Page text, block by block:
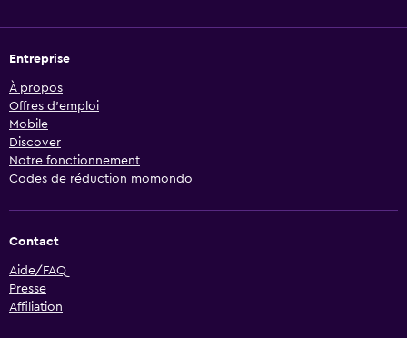
Entreprise
À propos
Offres d’emploi
Mobile
Discover
Notre fonctionnement
Codes de réduction momondo
Contact
Aide/FAQ
Presse
Affiliation